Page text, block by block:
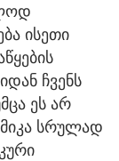
ისეთი
ჩვენს
ეს არ
სრულად